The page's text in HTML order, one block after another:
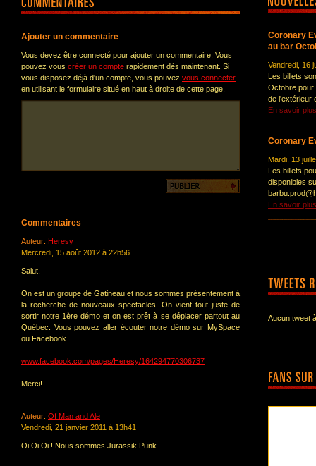
Ajouter un commentaire
Vous devez être connecté pour ajouter un commentaire. Vous
pouvez vous créer un compte rapidement dès maintenant. Si
vous disposez déjà d'un compte, vous pouvez vous connecter
en utilisant le formulaire situé en haut à droite de cette page.
Commentaires
Auteur: Heresy
Mercredi, 15 août 2012 à 22h56
Salut,
On est un groupe de Gatineau et nous sommes présentement à
la recherche de nouveaux spectacles. On vient tout juste de
sortir notre 1ère démo et on est prêt à se déplacer partout au
Québec. Vous pouvez aller écouter notre démo sur MySpace
ou Facebook
www.facebook.com/pages/Heresy/164294770306737
Merci!
Auteur: Of Man and Ale
Vendredi, 21 janvier 2011 à 13h41
Oi Oi Oi ! Nous sommes Jurassik Punk.
Coronary
au bar
Vendredi, 16
Les billets
Octobre pour
de l'extérieur
En savoir plus
Coronary
Mardi, 13
Les billets
disponibles
En savoir plus
Aucun tweet